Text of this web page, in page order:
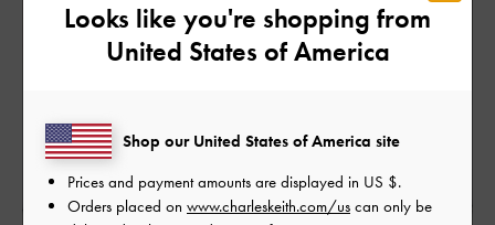
Looks like you're shopping from
United States of America
Shop our United States of America site
Prices and payment amounts are displayed in US $.
Orders placed on www.charleskeith.com/us can only be